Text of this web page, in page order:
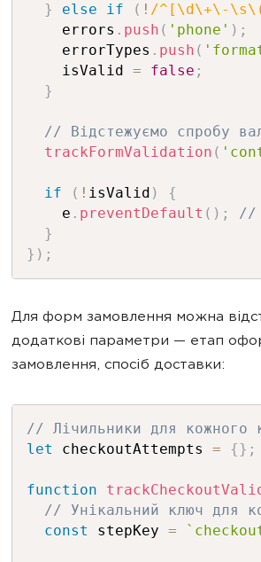
}
else if ( ! /^[\d\+\-
    errors
. push ( 'phone' ) ;
    errorTypes
. push (
    isValid
= false ;
}
// Відстежуємо спробу
trackFormValidation (
if ( ! isValid )
{
    e
. preventDefault ( ) ;
//
}
} ) ;
Для форм замовлення можна
додаткові параметри — етап
замовлення, спосіб доставки:
// Лічильники для кожного
let checkoutAttempts = {} ;
function
// Унікальний ключ для
const stepKey =